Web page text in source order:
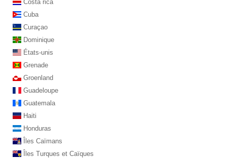
Costa rica
Cuba
Curaçao
Dominique
États-unis
Grenade
Groenland
Guadeloupe
Guatemala
Haiti
Honduras
Îles Caïmans
Îles Turques et Caïques